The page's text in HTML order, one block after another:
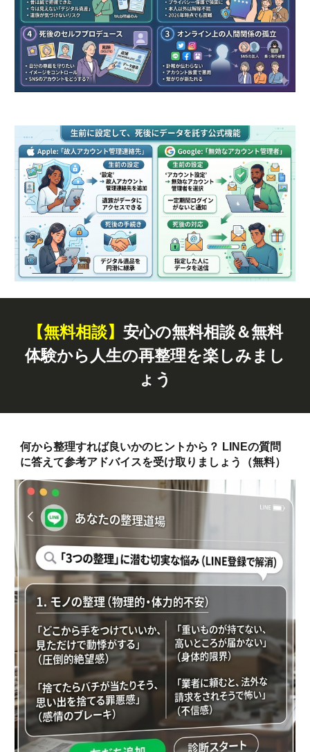
【無料相談】 安心の無料相談＆無料
体験から人生の再整理を楽しみまし
ょう
何から整理すれば良いかのヒントから？ LINEの質問
に答えて参考アドバイスを受け取りましょう（無料）